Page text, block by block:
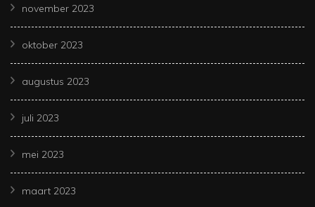
november 2023
oktober 2023
augustus 2023
juli 2023
mei 2023
maart 2023